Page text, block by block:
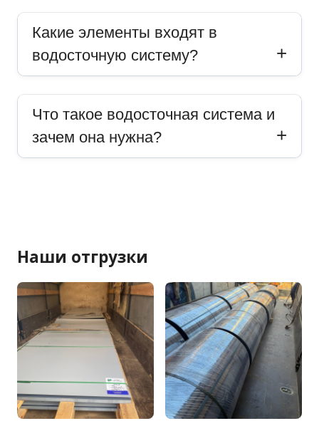
Какие элементы входят в
водосточную систему?
Что такое водосточная система и
зачем она нужна?
Наши отгрузки